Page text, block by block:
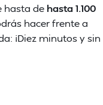
hasta de hasta 1.100
hacer frente a
¡Diez minutos y sin